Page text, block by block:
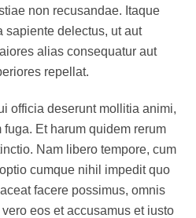
non recusandae. Itaque
sapiente delectus, ut aut
alias consequatur aut
repellat.
officia deserunt mollitia animi,
Et harum quidem rerum
Nam libero tempore, cum
cumque nihil impedit quo
facere possimus, omnis
eos et accusamus et iusto